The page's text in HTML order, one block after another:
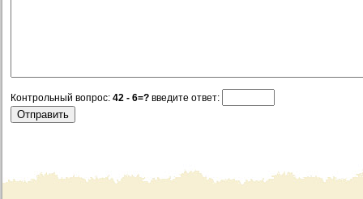
Контрольный вопрос: 42 - 6=? введите ответ: